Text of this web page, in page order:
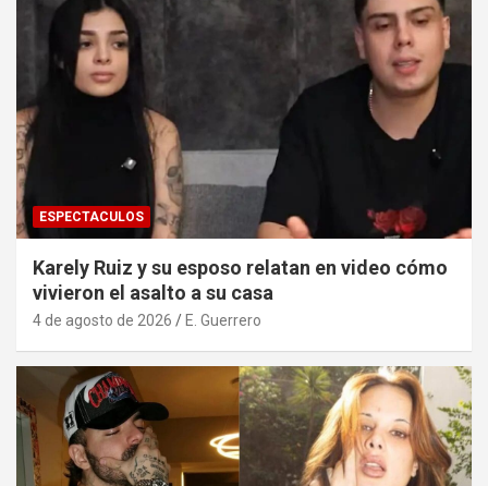
ESPECTACULOS
Karely Ruiz y su esposo relatan en video cómo
vivieron el asalto a su casa
4 de agosto de 2026 E. Guerrero